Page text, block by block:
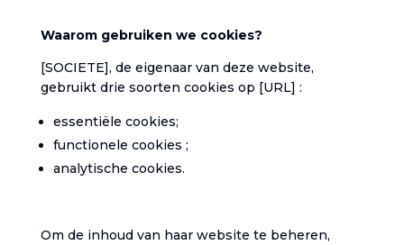
‎Waarom gebruiken we cookies?‎
[SOCIETE], de eigenaar van deze website,
gebruikt drie soorten cookies op ‎[URL] :
‎essentiële cookies;‎
functionele cookies ;
‎analytische cookies.‎
‎Om de inhoud van haar website te beheren,